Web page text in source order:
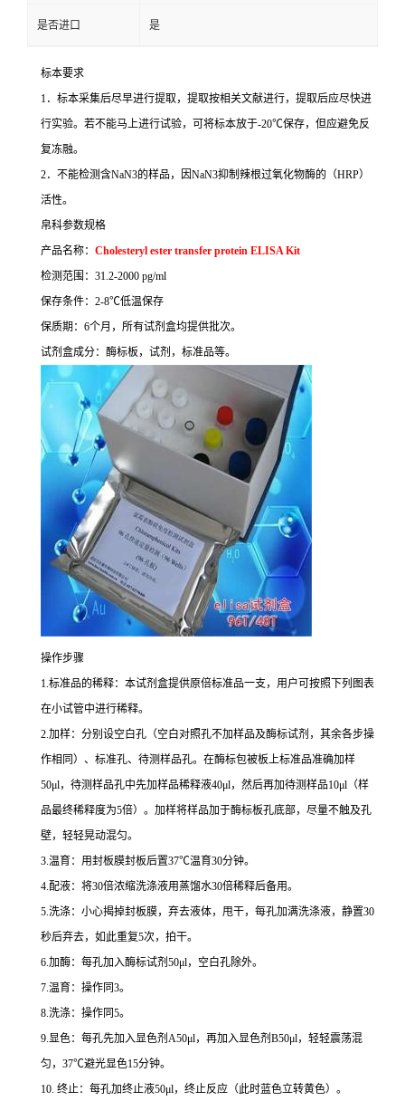
是否进口 是
标本要求
1．标本采集后尽早进行提取，提取按相关文献进行，提取后应尽快进
行实验。若不能马上进行试验，可将标本放于-20℃保存，但应避免反
复冻融。
2．不能检测含NaN3的样品，因NaN3抑制辣根过氧化物酶的（HRP）
活性。
帛科参数规格
产品名称： Cholesteryl ester transfer protein ELISA Kit
检测范围： 31.2-2000 pg/ml
保存条件： 2-8℃低温保存
保质期： 6个月，所有试剂盒均提供批次。
试剂盒成分：酶标板，试剂，标准品等。
操作步骤
1.标准品的稀释：本试剂盒提供原倍标准品一支，用户可按照下列图表
在小试管中进行稀释。
2.加样：分别设空白孔（空白对照孔不加样品及酶标试剂，其余各步操
作相同）、标准孔、待测样品孔。在酶标包被板上标准品准确加样
50μl，待测样品孔中先加样品稀释液40μl，然后再加待测样品10μl （样
品最终稀释度为5倍）。加样将样品加于酶标板孔底部，尽量不触及孔
壁，轻轻晃动混匀。
3.温育：用封板膜封板后置37℃温育30分钟。
4.配液：将30倍浓缩洗涤液用蒸馏水30倍稀释后备用。
5.洗涤：小心揭掉封板膜，弃去液体，甩干，每孔加满洗涤液，静置30
秒后弃去，如此重复5次，拍干。
6.加酶：每孔加入酶标试剂 50μl，空白孔除外。
7.温育：操作同 3。
8.洗涤：操作同 5。
9.显色：每孔先加入显色剂 A50μl，再加入显色剂 B50μl，轻轻震荡混
匀， 37℃避光显色15分钟。
10. 终止：每孔加终止液50μl，终止反应（此时蓝色立转黄色）。